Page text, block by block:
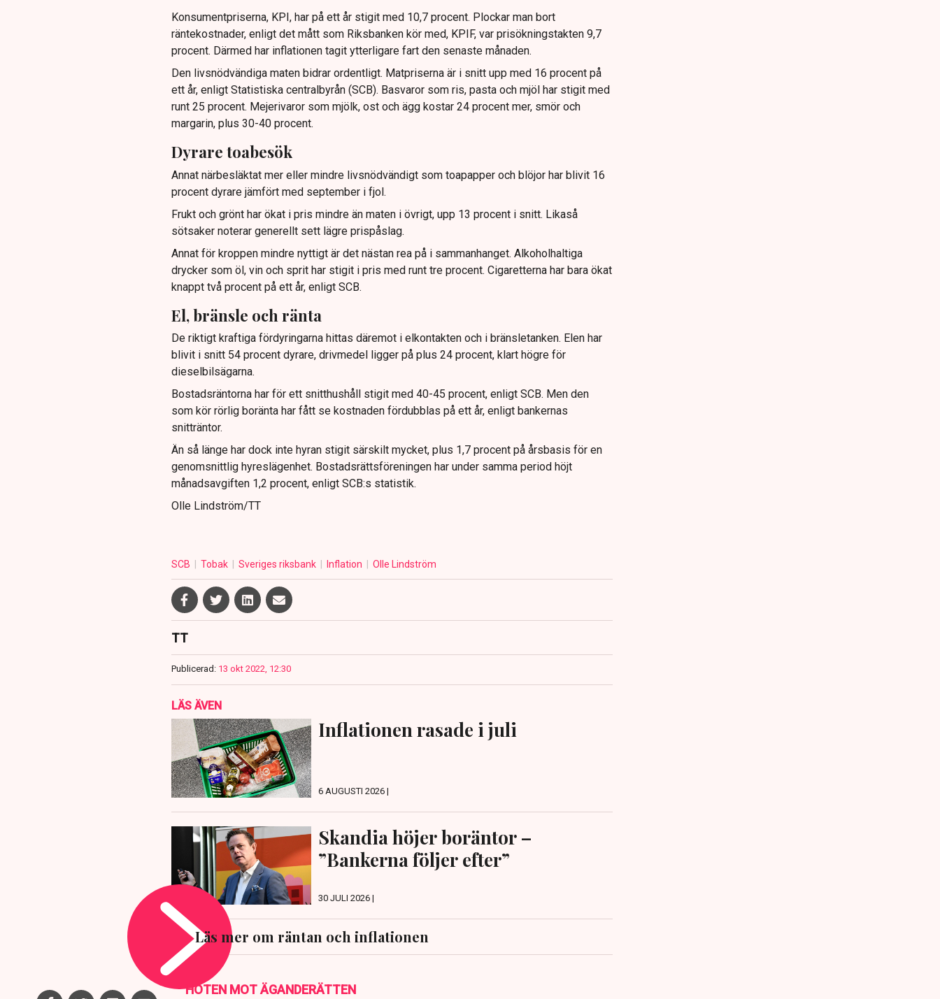
Konsumentpriserna, KPI, har på ett år stigit med 10,7 procent. Plockar man bort
räntekostnader, enligt det mått som Riksbanken kör med, KPIF, var prisökningstakten 9,7
procent. Därmed har inflationen tagit ytterligare fart den senaste månaden.
Den livsnödvändiga maten bidrar ordentligt. Matpriserna är i snitt upp med 16 procent på
ett år, enligt Statistiska centralbyrån (SCB). Basvaror som ris, pasta och mjöl har stigit med
runt 25 procent. Mejerivaror som mjölk, ost och ägg kostar 24 procent mer, smör och
margarin, plus 30-40 procent.
Dyrare toabesök
Annat närbesläktat mer eller mindre livsnödvändigt som toapapper och blöjor har blivit 16
procent dyrare jämfört med september i fjol.
Frukt och grönt har ökat i pris mindre än maten i övrigt, upp 13 procent i snitt. Likaså
sötsaker noterar generellt sett lägre prispåslag.
Annat för kroppen mindre nyttigt är det nästan rea på i sammanhanget. Alkoholhaltiga
drycker som öl, vin och sprit har stigit i pris med runt tre procent. Cigaretterna har bara ökat
knappt två procent på ett år, enligt SCB.
El, bränsle och ränta
De riktigt kraftiga fördyringarna hittas däremot i elkontakten och i bränsletanken. Elen har
blivit i snitt 54 procent dyrare, drivmedel ligger på plus 24 procent, klart högre för
dieselbilsägarna.
Bostadsräntorna har för ett snitthushåll stigit med 40-45 procent, enligt SCB. Men den
som kör rörlig boränta har fått se kostnaden fördubblas på ett år, enligt bankernas
snitträntor.
Än så länge har dock inte hyran stigit särskilt mycket, plus 1,7 procent på årsbasis för en
genomsnittlig hyreslägenhet. Bostadsrättsföreningen har under samma period höjt
månadsavgiften 1,2 procent, enligt SCB:s statistik.
Olle Lindström/TT
SCB Tobak Sveriges riksbank Inflation Olle Lindström
TT
Publicerad: 13 okt 2022, 12:30
LÄS ÄVEN
Inflationen rasade i juli
6 AUGUSTI 2026 |
Skandia höjer boräntor –
”Bankerna följer efter”
30 JULI 2026 |
Läs mer om räntan och inflationen
HOTEN MOT ÄGANDERÄTTEN